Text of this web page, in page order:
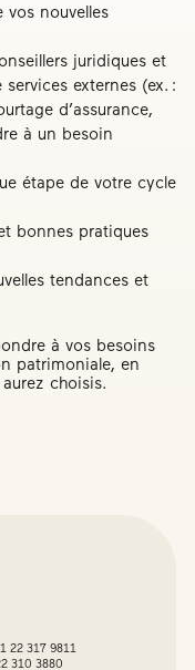
vos nouvelles
juridiques et
externes (ex. :
d’assurance,
à un besoin
étape de votre cycle
bonnes pratiques
tendances et
à vos besoins
patrimoniale, en
choisis.
22 317 9811
310 3880